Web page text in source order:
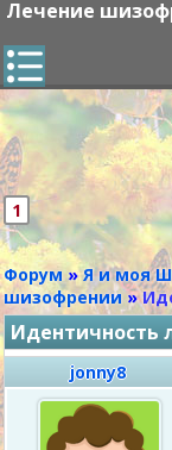
Лечение
1
Форум » Я и моя
шизофрении »
Идентичность
jonny8